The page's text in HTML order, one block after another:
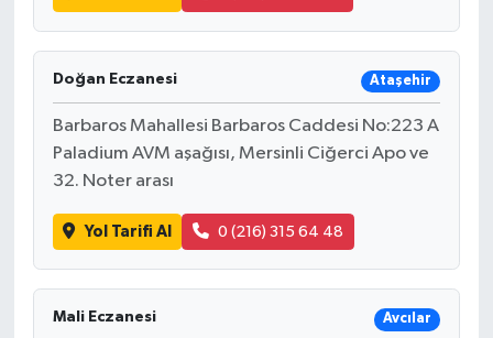
Doğan Eczanesi Ataşehir
Barbaros Mahallesi Barbaros Caddesi No:223 A
Paladium AVM aşağısı, Mersinli Ciğerci Apo ve
32. Noter arası
Yol Tarifi Al 0 (216) 315 64 48
Mali Eczanesi Avcılar